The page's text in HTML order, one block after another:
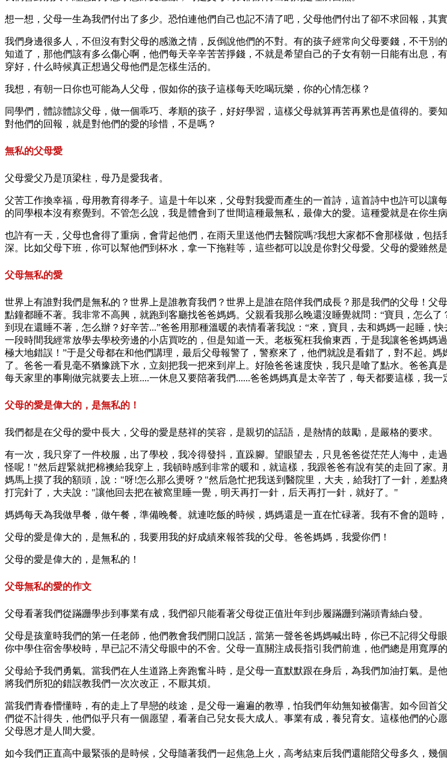
想一想，父母一生為我們付出了多少。恐怕連他們自己也記不清了吧，父母他們付出了卻不求回報，其
我們身邊很多人，不但沒有對父母的感激之情，反倒說他們的不對。有的孩子經常向父母要錢，不干
知道了，那他們該有多么傷心啊，他們每天辛辛苦苦掙錢，不就是希望自己的子女有朝一日能有出息，
穿好，什么時候真正想過父母他們是怎樣生活的。
我想，有朝一日你也可能為人父母，假如你的孩子這樣每天吃喝玩樂，你的心情怎樣？
同學們，體諒體諒父母，做一個乖巧、孝順的孩子，好好學習，這樣父母就算再苦再累也是值得的。
對他們的回報，就是對他們的愛的珍惜，不是嗎？
無私的父母愛
父母愛父乃是頂梁柱，母乃是愛我者。
父苦工作換幸福，母用教育得孝子。這是十年以來，父母對我愛而產生的一首詩，這首詩中也許可以
的同學根本沒有察覺到。不管怎么說，我是體會到了世間這種最無私，最偉大的愛。這種愛就是在你生
也許有一天，父母也會得了重病，會背起他們，在雨天里送他們去醫院嗎?我想大家都不會那樣做，包
深。比如父母下班，你可以幫他們到杯水，拿一下拖鞋等，這些都可以說是你對父母愛。父母的愛雖然
父母無私的愛
世界上有誰對我們是無私的？世界上是誰教育我們？世界上是誰在陪伴我們成長？那是我們的父母！
點鐘都睡不著。我非常不高興，就跑到客廳找爸爸媽媽。父親看我那么晚還沒睡覺就問：“寶貝，怎么
到現在還睡不著，怎么辦？好辛苦...”爸爸用那種溫暖的表情看著我說：“來，寶貝，去和媽媽一起睡，
一段時間我經常放學去學校旁邊的小店買吃的，但是知道一天。老板冤枉我偷東西，于是我讓爸爸媽
極大地錯誤！”于是父母都在和他們講理，最后父母報警了，警察來了，他們就說是看錯了，對不起。
了。爸爸一看見毫不猶豫跳下水，立刻把我一把來到岸上。好險爸爸速度快，我只是嗆了點水。爸爸真
每天家里的事剛做完就要去上班....一休息又要陪著我們......爸爸媽媽真是太辛苦了，每天都要這樣，我
父母的愛是偉大的，是無私的！
我們都是在父母的愛中長大，父母的愛是慈祥的笑容，是親切的話語，是熱情的鼓勵，是嚴格的要求。
有一次，我只穿了一件校服，出了學校，我冷得發抖，直跺腳。望眼望去，只見爸爸從茫茫人海中，
怪呢！"然后趕緊就把棉襖給我穿上，我頓時感到非常的暖和，就這樣，我跟爸爸有說有笑的走回了家
媽馬上摸了我的額頭，說："呀!怎么那么燙呀？"然后急忙把我送到醫院里，大夫，給我打了一針，差
打完針了，大夫說："讓他回去把在被窩里睡一覺，明天再打一針，后天再打一針，就好了。"
媽媽每天為我做早餐，做午餐，準備晚餐。就連吃飯的時候，媽媽還是一直在忙碌著。我有不會的題時
父母的愛是偉大的，是無私的，我要用我的好成績來報答我的父母。爸爸媽媽，我愛你們！
父母的愛是偉大的，是無私的！
父母無私的愛的作文
父母看著我們從蹣跚學步到事業有成，我們卻只能看著父母從正值壯年到步履蹣跚到滿頭青絲白發。
父母是孩童時我們的第一任老師，他們教會我們開口說話，當第一聲爸爸媽媽喊出時，你已不記得父
你中學住宿舍學校時，早已記不清父母眼中的不舍。父母一直關注成長指引我們前進，他們總是用寬厚
父母給予我們勇氣。當我們在人生道路上奔跑奮斗時，是父母一直默默跟在身后，為我們加油打氣。
將我們所犯的錯誤教我們一次次改正，不厭其煩。
當我們青春懵懂時，有的走上了早戀的歧途，是父母一遍遍的教導，怕我們年幼無知被傷害。如今回
們從不計得失，他們似乎只有一個愿望，看著自己兒女長大成人。事業有成，養兒育女。這樣他們的
父母恩才是人間大愛。
如今我們正直高中最緊張的是時候，父母隨著我們一起焦急上火，高考結束后我們還能陪父母多久，